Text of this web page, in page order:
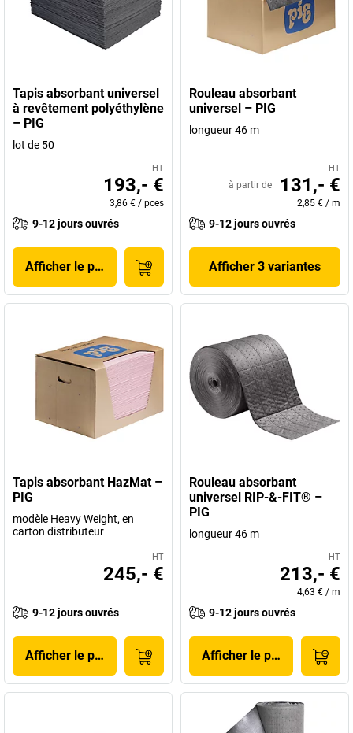
Tapis absorbant universel
à revêtement polyéthylène
– PIG
lot de 50
HT
193,- €
3,86 € / pces
9-12 jours ouvrés
Afficher le produit
Rouleau absorbant
universel – PIG
longueur 46 m
HT
à partir de 131,- €
2,85 € / m
9-12 jours ouvrés
Afficher 3 variantes
Tapis absorbant HazMat –
PIG
modèle Heavy Weight, en
carton distributeur
HT
245,- €
9-12 jours ouvrés
Afficher le produit
Rouleau absorbant
universel RIP-&-FIT® –
PIG
longueur 46 m
HT
213,- €
4,63 € / m
9-12 jours ouvrés
Afficher le produit